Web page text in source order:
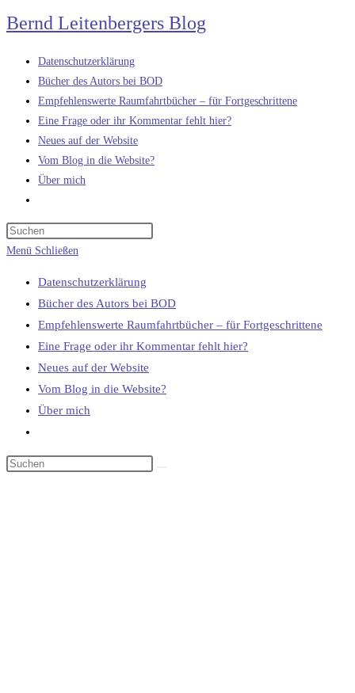
Zum
Inhalt
springen
Bernd Leitenbergers Blog
Datenschutzerklärung
Bücher des Autors bei BOD
Empfehlenswerte Raumfahrtbücher – für Fortgeschrittene
Eine Frage oder ihr Kommentar fehlt hier?
Neues auf der Website
Vom Blog in die Website?
Über mich
umschalten
Menü Schließen
Datenschutzerklärung
Bücher des Autors bei BOD
Empfehlenswerte Raumfahrtbücher – für Fortgeschrittene
Eine Frage oder ihr Kommentar fehlt hier?
Neues auf der Website
Vom Blog in die Website?
Über mich
umschalten